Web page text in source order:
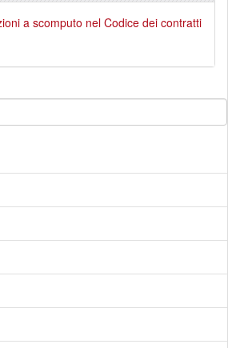
a scomputo nel Codice dei contratti